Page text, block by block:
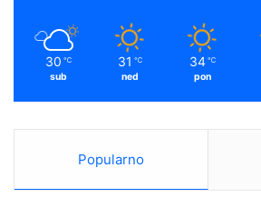
30 ℃
sub
31 ℃
ned
34 ℃
pon
Popularno